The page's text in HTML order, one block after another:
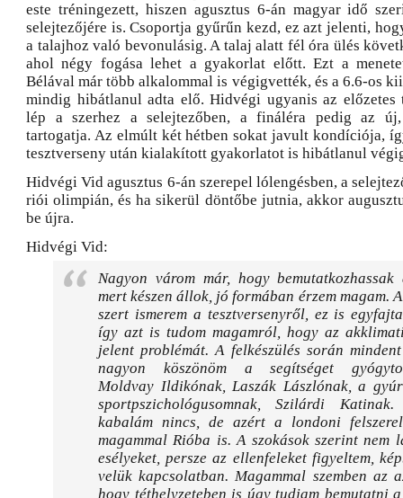
este tréningezett, hiszen agusztus 6-án magyar idő
selejtezőjére is. Csoportja gyűrűn kezd, ez azt jelenti,
a talajhoz való bevonulásig. A talaj alatt fél óra ülés
ahol négy fogása lehet a gyakorlat előtt. Ezt a
Bélával már több alkalommal is végigvették, és a 6.6-os
mindig hibátlanul adta elő. Hidvégi ugyanis az előzetes
lép a szerhez a selejtezőben, a fináléra pedig az
tartogatja. Az elmúlt két hétben sokat javult kondíciója,
tesztverseny után kialakított gyakorlatot is hibátlanul
Hidvégi Vid agusztus 6-án szerepel lólengésben, a
riói olimpián, és ha sikerül döntőbe jutnia, akkor
be újra.
Hidvégi Vid:
Nagyon várom már, hogy
mert készen állok, jó formában érzem magam.
szert ismerem a tesztversenyről, ez is
így azt is tudom magamról, hogy az
jelent problémát. A felkészülés során
nagyon köszönöm a segítséget
Moldvay Ildikónak, Laszák Lászlónak, a
sportpszichológusomnak, Szilárdi Katinak.
kabalám nincs, de azért a londoni
magammal Rióba is. A szokások szerint nem
esélyeket, persze az ellenfeleket figyeltem,
velük kapcsolatban. Magammal szemben az
hogy téthelyzeteben is úgy tudjam bemutatni